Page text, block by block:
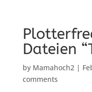
Dateien
by Mamahoch2|
comments